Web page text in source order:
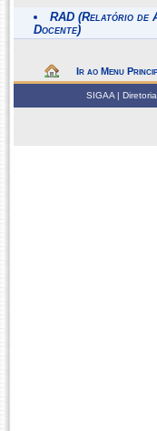
RAD (Relatório de
Docente)
Ir ao Menu
SIGAA |